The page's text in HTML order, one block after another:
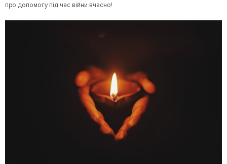
про допомогу під час війни вчасно!